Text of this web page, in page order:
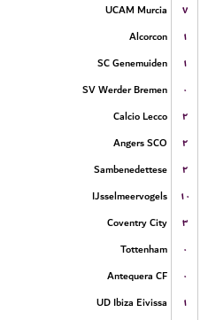
UCAM Murcia
۷
Alcorcon
۱
SC Genemuiden
۱
SV Werder Bremen
۰
Calcio Lecco
۲
Angers SCO
۲
Sambenedettese
۲
IJsselmeervogels
۱۰
Coventry City
۳
Tottenham
۰
Antequera CF
۰
UD Ibiza Eivissa
۱